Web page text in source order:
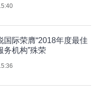
国际荣膺“2018年度最佳
务机构”殊荣